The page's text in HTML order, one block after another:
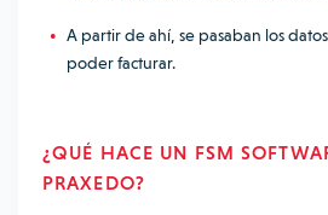
A partir de ahí, se pasaban los
poder facturar.
¿QUÉ HACE UN FSM
PRAXEDO?